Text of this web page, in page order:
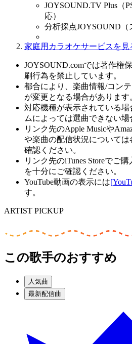
JOYSOUND.TV Plus（
応）
分析採点JOYSOUND（
家庭用カラオケサービスを見
JOYSOUND.comでは著作権
刷行為を禁止しています。
都合により、楽曲情報/コン
が変更となる場合があります
対応機種が表示されている
ムによっては選曲できない場
リンク先のApple Musicや
や楽曲の配信状況について
確認ください。
リンク先のiTunes Storeでご
を十分にご確認ください。
YouTube動画の表示には
す。
ARTIST PICKUP
この歌手のおすすめ
人気曲
最新配信曲